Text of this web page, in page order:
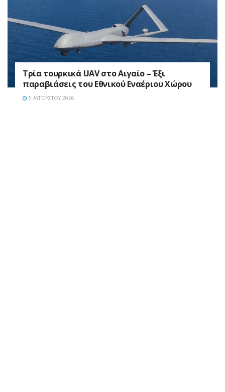
Τρία τουρκικά UAV στο Αιγαίο – Έξι
παραβιάσεις του Εθνικού Εναέριου Χώρου
5 ΑΥΓΟΎΣΤΟΥ 2026